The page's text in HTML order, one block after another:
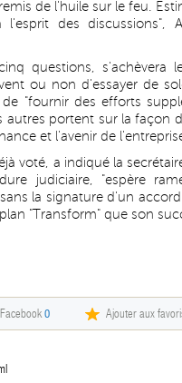
de l'huile sur le feu.
des discussions",
questions, s'achèvera
ou non d'essayer de
"fournir des efforts
autres portent sur la façon
et l'avenir de
voté, a indiqué la
judiciaire, "espère
la signature d'un
"Transform" que son
0 Ajouter aux